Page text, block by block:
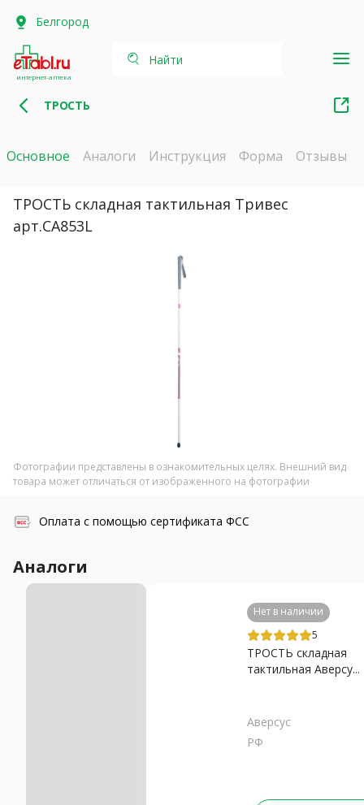
Белгород
интернет-аптека
Найти
ТРОСТЬ
Основное Аналоги Инструкция Форма Отзывы
ТРОСТЬ складная тактильная Тривес
арт.CA853L
Фотографии представлены в ознакомительных целях. Внешний вид
товара может отличаться от изображенного на фотографии
Оплата с помощью сертификата ФСС
Аналоги
Нет в наличии
5
ТРОСТЬ складная
тактильная Аверсу...
Аверсус
РФ